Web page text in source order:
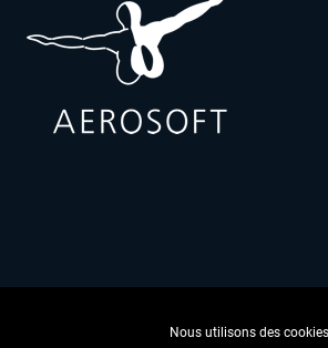
Nous utilisons des